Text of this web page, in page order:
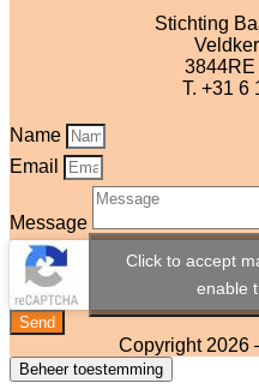
Stichting
T. +31 6
Name
Email
Message
Click to accept
enable
Send
Copyright 2026
Beheer toestemming